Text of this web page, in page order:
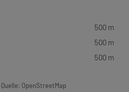
500 m
500 m
500 m
OpenStreetMap